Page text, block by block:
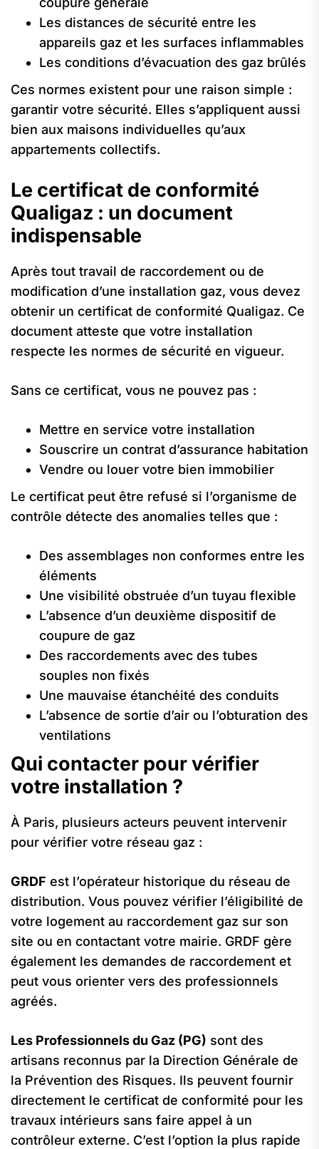
Les distances de sécurité entre les
appareils gaz et les surfaces inflammables
Les conditions d’évacuation des gaz brûlés
Ces normes existent pour une raison simple :
garantir votre sécurité. Elles s’appliquent aussi
bien aux maisons individuelles qu’aux
appartements collectifs.
Le certificat de conformité
Qualigaz : un document
indispensable
Après tout travail de raccordement ou de
modification d’une installation gaz, vous devez
obtenir un certificat de conformité Qualigaz. Ce
document atteste que votre installation
respecte les normes de sécurité en vigueur.
Sans ce certificat, vous ne pouvez pas :
Mettre en service votre installation
Souscrire un contrat d’assurance habitation
Vendre ou louer votre bien immobilier
Le certificat peut être refusé si l’organisme de
contrôle détecte des anomalies telles que :
Des assemblages non conformes entre les
éléments
Une visibilité obstruée d’un tuyau flexible
L’absence d’un deuxième dispositif de
coupure de gaz
Des raccordements avec des tubes
souples non fixés
Une mauvaise étanchéité des conduits
L’absence de sortie d’air ou l’obturation des
ventilations
Qui contacter pour vérifier
votre installation ?
À Paris, plusieurs acteurs peuvent intervenir
pour vérifier votre réseau gaz :
GRDF est l’opérateur historique du réseau de
distribution. Vous pouvez vérifier l’éligibilité de
votre logement au raccordement gaz sur son
site ou en contactant votre mairie. GRDF gère
également les demandes de raccordement et
peut vous orienter vers des professionnels
agréés.
Les Professionnels du Gaz (PG) sont des
artisans reconnus par la Direction Générale de
la Prévention des Risques. Ils peuvent fournir
directement le certificat de conformité pour les
travaux intérieurs sans faire appel à un
contrôleur externe. C’est l’option la plus rapide